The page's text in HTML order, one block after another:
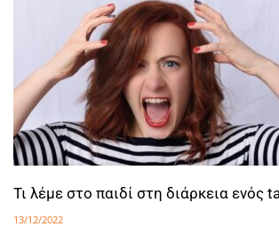
Τι λέμε στο παιδί στη διάρκεια ενός
13/12/2022